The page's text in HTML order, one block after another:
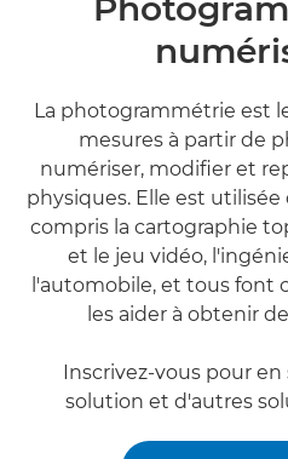
La photogrammétrie est
mesures à partir de
numériser, modifier et
physiques. Elle est
compris la cartographie
et le jeu vidéo,
l'automobile, et tous font
les aider à obtenir
Inscrivez-vous pour
solution et d'autres